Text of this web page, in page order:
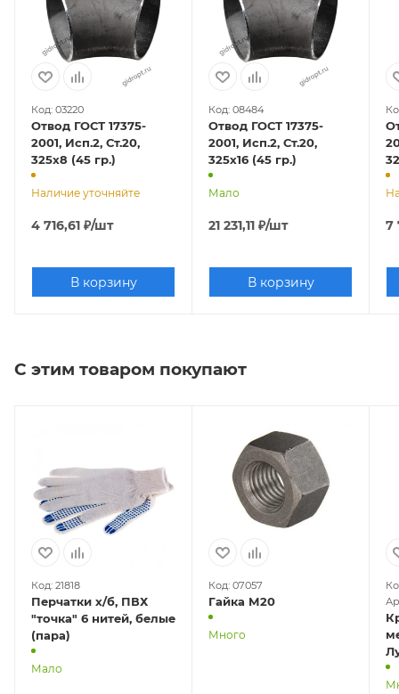
Код: 03220
Отвод ГОСТ 17375-
2001, Исп.2, Ст.20,
325х8 (45 гр.)
Наличие уточняйте
4 716,61 ₽/шт
В корзину
Код: 08484
Отвод ГОСТ 17375-
2001, Исп.2, Ст.20,
325х16 (45 гр.)
Мало
21 231,11 ₽/шт
В корзину
7
С этим товаром покупают
Код: 21818
Перчатки х/б, ПВХ
"точка" 6 нитей, белые
(пара)
Мало
Код: 07057
Гайка М20
Много